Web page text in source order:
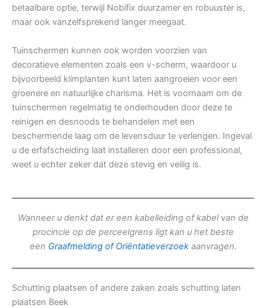
betaalbare optie, terwijl Nobifix duurzamer en robuuster is,
maar ook vanzelfsprekend langer meegaat.
Tuinschermen kunnen ook worden voorzien van
decoratieve elementen zoals een v-scherm, waardoor u
bijvoorbeeld klimplanten kunt laten aangroeien voor een
groenere en natuurlijke charisma. Het is voornaam om de
tuinschermen regelmatig te onderhouden door deze te
reinigen en desnoods te behandelen met een
beschermende laag om de levensduur te verlengen. Ingeval
u de erfafscheiding laat installeren door een professional,
weet u echter zeker dat deze stevig en veilig is.
Wanneer u denkt dat er een kabelleiding of kabel van de
procincie op de perceelgrens ligt kan u het beste
een Graafmelding of Oriëntatieverzoekaanvragen.
Schutting plaatsen of andere zaken zoals schutting laten
plaatsen Beek